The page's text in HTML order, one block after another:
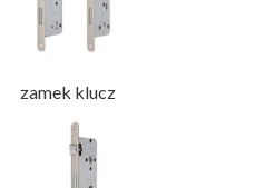
zamek klucz